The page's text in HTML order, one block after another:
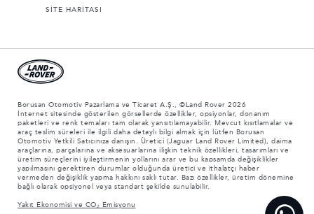
SİTE HARİTASI
Borusan Otomotiv Pazarlama ve Ticaret A.Ş., ©Land Rover 2026
İnternet sitesinde gösterilen görsellerde özellikler, opsiyonlar, donanım
paketleri ve renk temaları tam olarak yansıtılamayabilir. Mevcut kısıtlamalar ve
araç teslim süreleri ile ilgili daha detaylı bilgi almak için lütfen Borusan
Otomotiv Yetkili Satıcınıza danışın. Üretici (Jaguar Land Rover Limited), daima
araçlarına, parçalarına ve aksesuarlarına ilişkin teknik özellikleri, tasarımları ve
üretim süreçlerini iyileştirmenin yollarını arar ve bu kapsamda değişiklikler
yapılmasını gerektiren durumlar olduğunda üretici ve ithalatçı haber
vermeden değişiklik yapma hakkını saklı tutar. Bazı özellikler, üretim dönemine
bağlı olarak opsiyonel veya standart şekilde sunulabilir.
Yakıt Ekonomisi ve CO₂ Emisyonu